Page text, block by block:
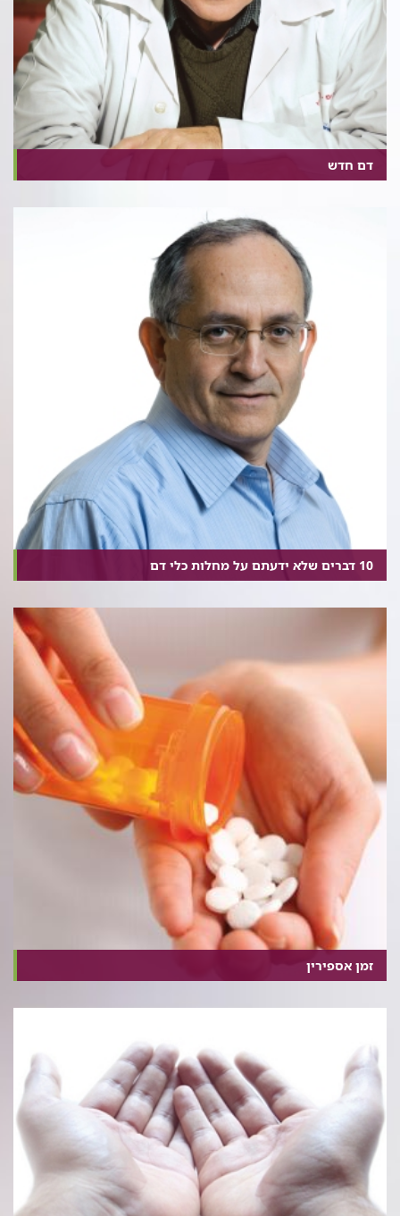
דם חדש
10 דברים שלא ידעתם על מחלות כלי דם
זמן אספירין